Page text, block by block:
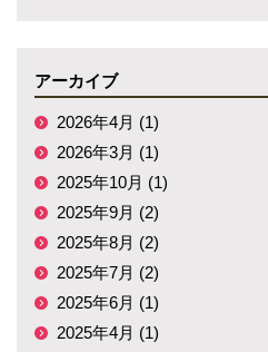
アーカイブ
2026年4月 (1)
2026年3月 (1)
2025年10月 (1)
2025年9月 (2)
2025年8月 (2)
2025年7月 (2)
2025年6月 (1)
2025年4月 (1)